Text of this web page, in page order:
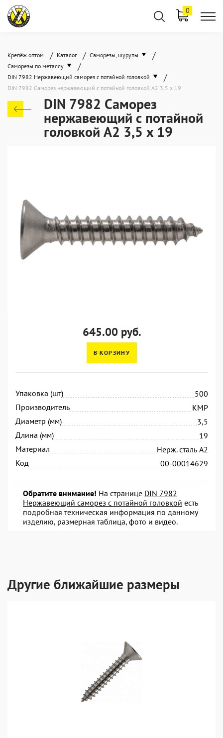
0
Крепёж оптом / Каталог / Саморезы, шурупы /
Саморезы по металлу /
DIN 7982 Нержавеющий саморез с потайной головкой /
DIN 7982 Саморез нержавеющий с потайной головкой А2 3,5 x 19
DIN 7982 Саморез
нержавеющий с потайной
головкой А2 3,5 x 19
645.00 руб.
В КОРЗИНУ
Упаковка (шт)
500
Производитель
KMP
Диаметр (мм)
3,5
Длина (мм)
19
Материал
Нерж. сталь А2
Код
00-00014629
Обратите внимание! На странице DIN 7982
Нержавеющий саморез с потайной головкой есть
подробная техническая информация по данному
изделию, размерная таблица, фото и видео.
Другие ближайшие размеры